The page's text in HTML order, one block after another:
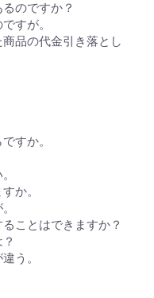
のですか？
すが。
品の代金引き落とし
すか。
か。
ことはできますか？
う。